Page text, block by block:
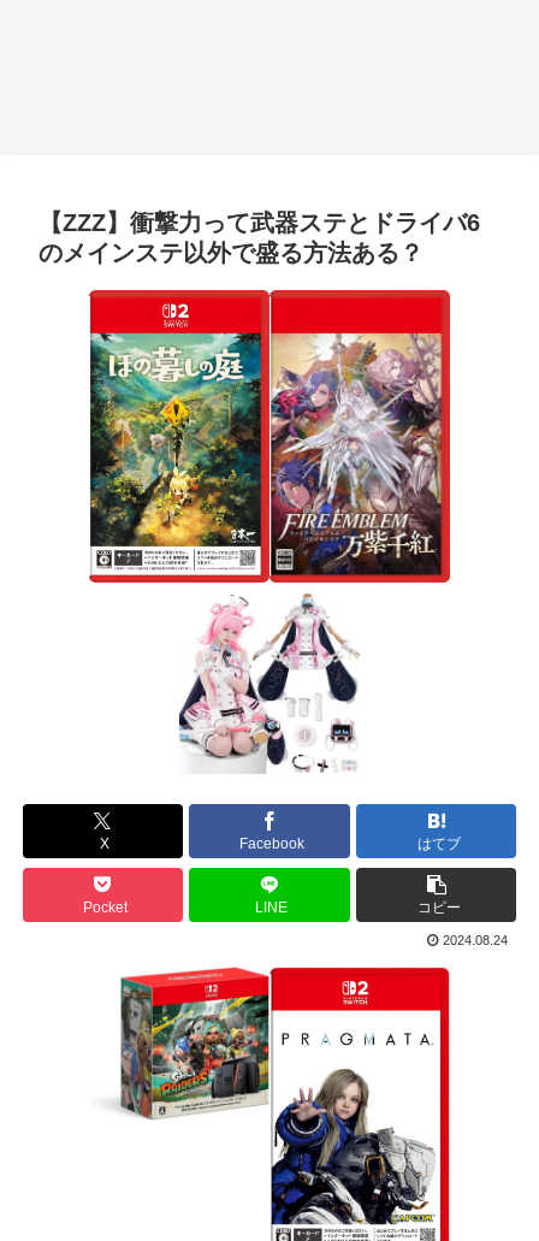
【ZZZ】衝撃力って武器ステとドライバ6
のメインステ以外で盛る方法ある？
X Facebook はてブ
Pocket LINE コピー
2024.08.24